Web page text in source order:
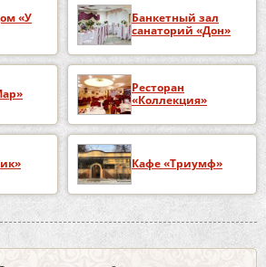
«У
Банкетный зал
санаторий «Дон»
Ресторан
«Коллекция»
Кафе «Триумф»